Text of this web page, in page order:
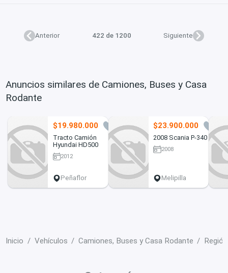
Anterior 422 de 1200 Siguiente
Anuncios similares de Camiones, Buses y Casa
Rodante
$19.980.000
1
Tracto Camión
Hyundai HD500
2012
Peñaflor
$23.900.000
0
2008 Scania P-340
2008
Melipilla
Inicio Vehículos Camiones, Buses y Casa Rodante